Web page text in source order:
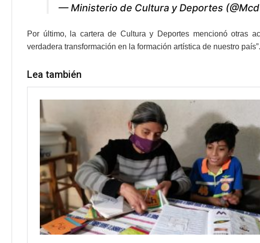
— Ministerio de Cultura y Deportes
Por último, la cartera de Cultura y Deportes mencionó otras
verdadera transformación en la formación artística de nuestro país”.
Lea también